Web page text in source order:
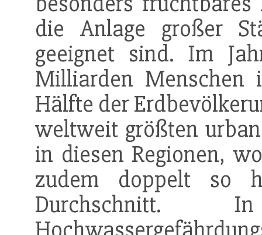
die Anlage großer
geeignet sind. Im
Milliarden Menschen
Hälfte der
weltweit größten
in diesen Regionen,
zudem doppelt so
Durchschnitt.